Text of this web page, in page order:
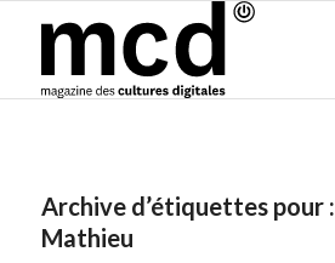
Archive d’étiquettes pour :
Mathieu